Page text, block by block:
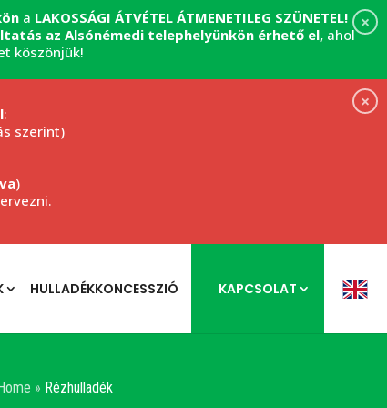
×
a LAKOSSÁGI ÁTVÉTEL ÁTMENETILEG SZÜNETEL!
az Alsónémedi telephelyünkön érhető el, ahol
köszönjük!
×
:
szerint)
)
HULLADÉKKONCESSZIÓ KAPCSOLAT
» Rézhulladék